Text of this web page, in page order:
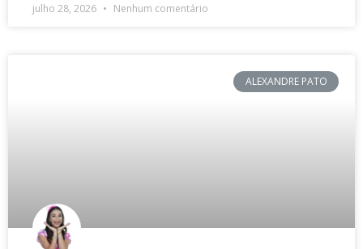
julho 28, 2026 Nenhum comentário
ALEXANDRE PATO